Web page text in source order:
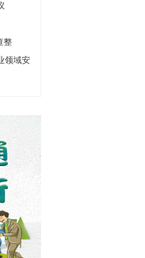
整
领域安